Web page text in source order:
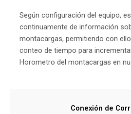
Según configuración del equipo,
continuamente de información
montacargas, permitiendo con
conteo de tiempo para
Horometro del montacargas en
Conexión de